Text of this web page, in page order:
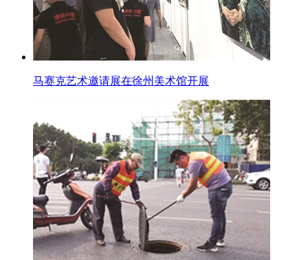
马赛克艺术邀请展在徐州美术馆开展